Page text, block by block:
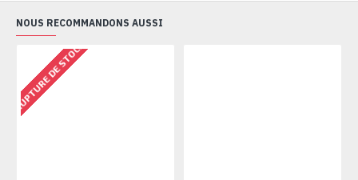
NOUS RECOMMANDONS AUSSI
RUPTURE DE STOCK